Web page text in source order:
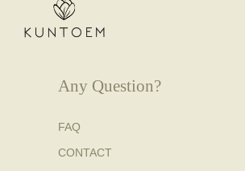
Any Question?
FAQ
CONTACT